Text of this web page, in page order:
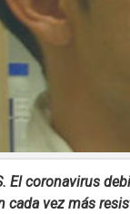
El coronavirus
cada vez más